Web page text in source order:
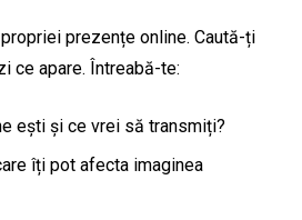
prezențe online. Caută-ți
ce apare. Întreabă-te:
ești și ce vrei să transmiți?
îți pot afecta imaginea